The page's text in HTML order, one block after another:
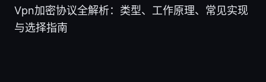
Vpn加密协议全解析：类型、工作原理、常见实现
与选择指南